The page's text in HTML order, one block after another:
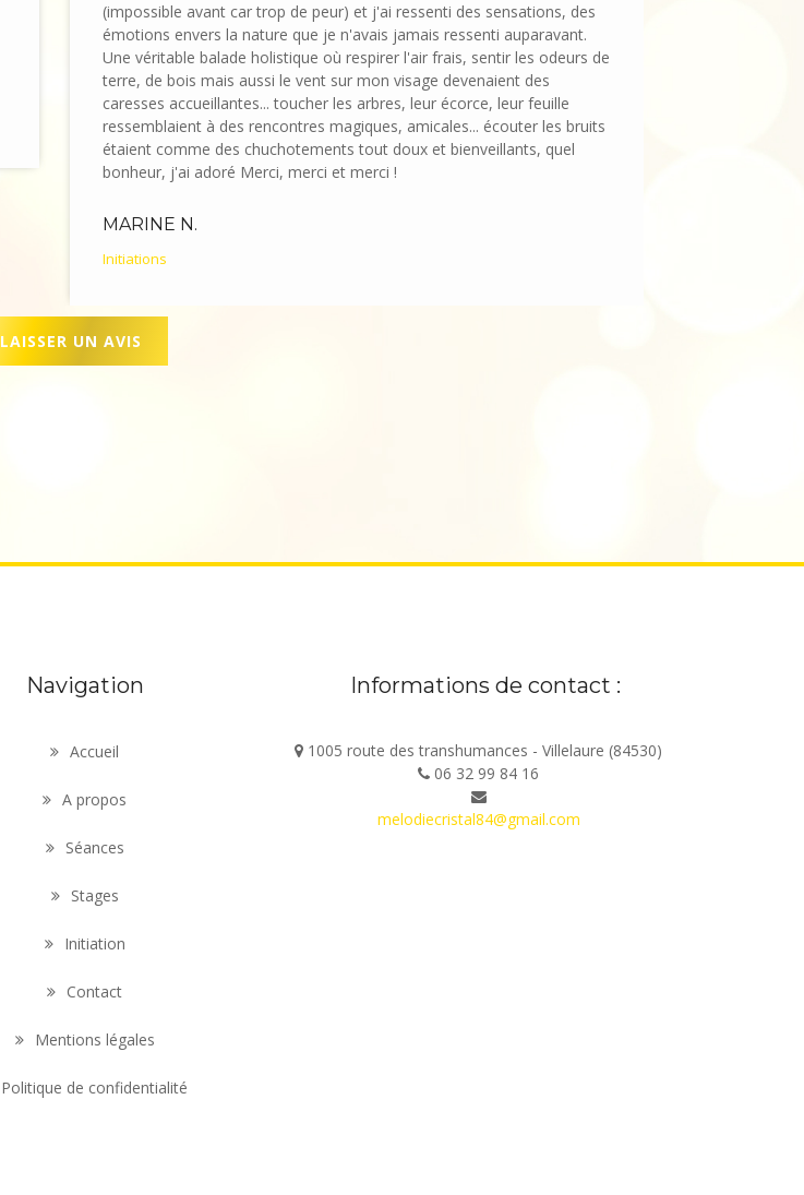
(impossible avant car trop de peur) et j'ai ressenti des sensations, des
émotions envers la nature que je n'avais jamais ressenti auparavant.
Une véritable balade holistique où respirer l'air frais, sentir les odeurs de
terre, de bois mais aussi le vent sur mon visage devenaient des
caresses accueillantes... toucher les arbres, leur écorce, leur feuille
ressemblaient à des rencontres magiques, amicales... écouter les bruits
étaient comme des chuchotements tout doux et bienveillants, quel
bonheur, j'ai adoré Merci, merci et merci !
MARINE N.
Initiations
LAISSER UN AVIS
Navigation
Accueil
A propos
Séances
Stages
Initiation
Contact
Mentions légales
Politique de confidentialité
Informations de contact :
1005 route des transhumances - Villelaure (84530)
06 32 99 84 16
melodiecristal84@gmail.com